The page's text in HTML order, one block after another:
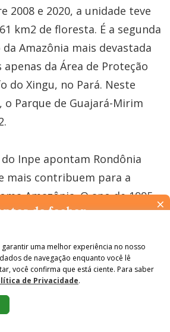
2008 e 2020, a unidade teve
km2 de floresta. É a segunda
Amazônia mais devastada
da Área de Proteção
do Xingu, no Pará. Neste
Parque de Guajará-Mirim
Inpe apontam Rondônia
mais contribuem para a
Amazônia. O ano de 1995
de desmatamento nas
4,7 mil km2. Foi
daí que o estado passou a
de UCs próprias como
para firmar parcerias com
como o Banco
uma melhor experiência no nosso
de navegação enquanto você lê
você confirma que está ciente. Para saber
de Privacidade.
×
de fechar…
de manter-se informado(a). Quer ter
especiais? Receba a nossa newsletter.
É de graça :)